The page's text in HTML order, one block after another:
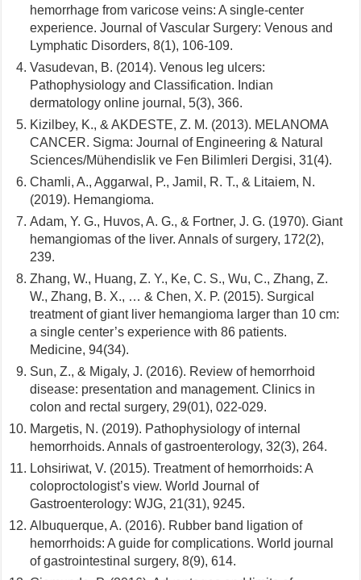
hemorrhage from varicose veins: A single-center
experience. Journal of Vascular Surgery: Venous and
Lymphatic Disorders, 8(1), 106-109.
Vasudevan, B. (2014). Venous leg ulcers:
Pathophysiology and Classification. Indian
dermatology online journal, 5(3), 366.
Kizilbey, K., & AKDESTE, Z. M. (2013). MELANOMA
CANCER. Sigma: Journal of Engineering & Natural
Sciences/Mühendislik ve Fen Bilimleri Dergisi, 31(4).
Chamli, A., Aggarwal, P., Jamil, R. T., & Litaiem, N.
(2019). Hemangioma.
Adam, Y. G., Huvos, A. G., & Fortner, J. G. (1970). Giant
hemangiomas of the liver. Annals of surgery, 172(2),
239.
Zhang, W., Huang, Z. Y., Ke, C. S., Wu, C., Zhang, Z.
W., Zhang, B. X., … & Chen, X. P. (2015). Surgical
treatment of giant liver hemangioma larger than 10 cm:
a single center’s experience with 86 patients.
Medicine, 94(34).
Sun, Z., & Migaly, J. (2016). Review of hemorrhoid
disease: presentation and management. Clinics in
colon and rectal surgery, 29(01), 022-029.
Margetis, N. (2019). Pathophysiology of internal
hemorrhoids. Annals of gastroenterology, 32(3), 264.
Lohsiriwat, V. (2015). Treatment of hemorrhoids: A
coloproctologist’s view. World Journal of
Gastroenterology: WJG, 21(31), 9245.
Albuquerque, A. (2016). Rubber band ligation of
hemorrhoids: A guide for complications. World journal
of gastrointestinal surgery, 8(9), 614.